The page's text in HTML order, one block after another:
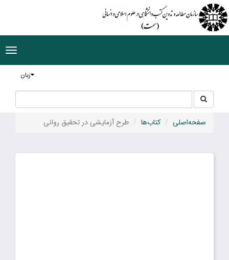
زبان
جستجو
در
سایت
صفحه‌اصلی کتاب‌ها طرح آزمایشی در تحقیق روانی